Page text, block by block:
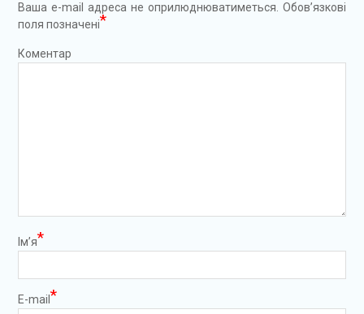
Ваша e-mail адреса не оприлюднюватиметься. Обов’язкові
поля позначені*
Коментар
Ім’я*
E-mail *